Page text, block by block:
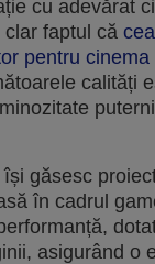
cu adevărat
faptul că
pentru cinema
calități
găsesc
în cadrul
asigurând o